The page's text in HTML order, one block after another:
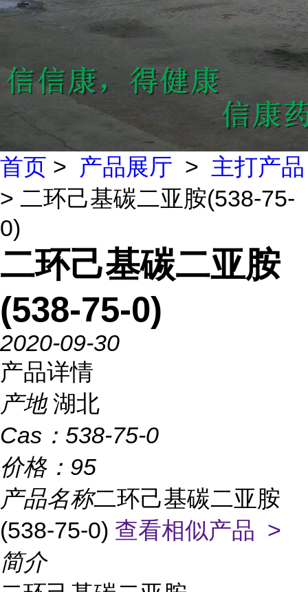
首页 > 产品展厅 > 主打产品
> 二环己基碳二亚胺(538-75-
0)
二环己基碳二亚胺
(538-75-0)
2020-09-30
产品详情
产地 湖北
Cas： 538-75-0
价格： 95
产品名称二环己基碳二亚胺
(538-75-0) 查看相似产品 >
简介